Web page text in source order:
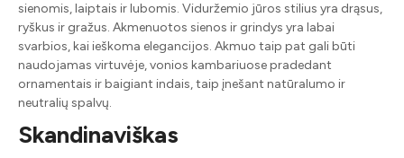
sienomis, laiptais ir lubomis. Viduržemio jūros stilius yra drąsus,
ryškus ir gražus. Akmenuotos sienos ir grindys yra labai
svarbios, kai ieškoma elegancijos. Akmuo taip pat gali būti
naudojamas virtuvėje, vonios kambariuose pradedant
ornamentais ir baigiant indais, taip įnešant natūralumo ir
neutralių spalvų.
Skandinaviškas